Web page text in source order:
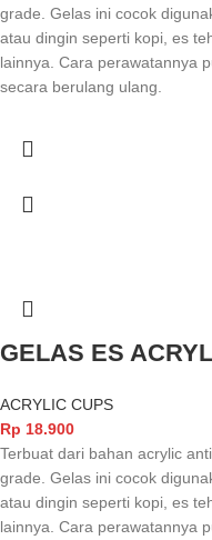
grade. Gelas ini cocok
atau dingin seperti kopi, es
lainnya. Cara perawatannya
secara berulang ulang.
GELAS ES
ACRYLIC CUPS
Rp 18.900
Terbuat dari bahan acrylic
grade. Gelas ini cocok
atau dingin seperti kopi, es
lainnya. Cara perawatannya